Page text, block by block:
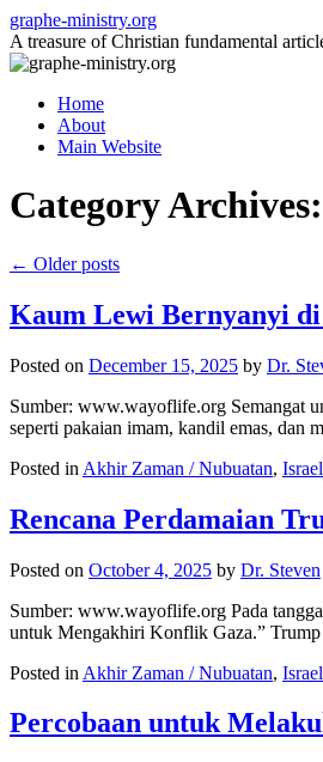
Skip
to
content
graphe-ministry.org
A treasure of Christian fundamental
Home
About
Main Website
Category Archives:
← Older posts
Kaum Lewi Bernyanyi
Posted on December 15, 2025 by Dr.
Sumber: www.wayoflife.org Semangat
seperti pakaian imam, kandil emas, dan
Posted in Akhir Zaman / Nubuatan, Israel
Rencana Perdamaian
Posted on October 4, 2025 by Dr. Steven
Sumber: www.wayoflife.org Pada
untuk Mengakhiri Konflik Gaza.” Trump
Posted in Akhir Zaman / Nubuatan, Israel
Percobaan untuk